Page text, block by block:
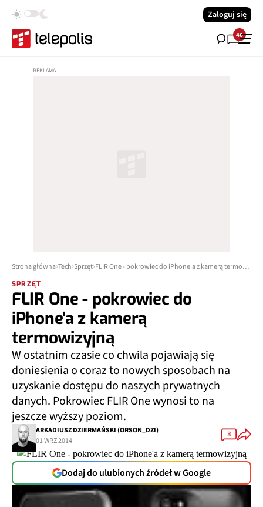
Zaloguj się
40
Strona główna Tech Sprzęt FLIR One - pokrowiec do iPhone'a z kamerą termowizyjną
SPRZĘT
FLIR One - pokrowiec do
iPhone'a z kamerą
termowizyjną
W ostatnim czasie co chwila pojawiają się
doniesienia o coraz to nowych sposobach na
uzyskanie dostępu do naszych prywatnych
danych. Pokrowiec FLIR One wynosi to na
jeszcze wyższy poziom.
ARKADIUSZ DZIERMAŃSKI (ORSON_DZI)
01 WRZ 2014
3
Dodaj do ulubionych źródeł w Google